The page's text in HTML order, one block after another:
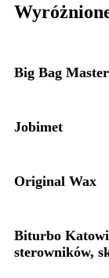
Big Bag Master
Jobimet
Original Wax
Biturbo
sterowników,